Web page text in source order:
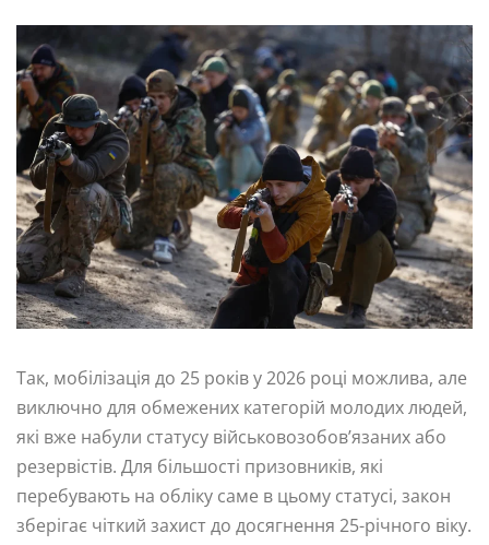
Так, мобілізація до 25 років у 2026 році можлива, але
виключно для обмежених категорій молодих людей,
які вже набули статусу військовозобов’язаних або
резервістів. Для більшості призовників, які
перебувають на обліку саме в цьому статусі, закон
зберігає чіткий захист до досягнення 25-річного віку.